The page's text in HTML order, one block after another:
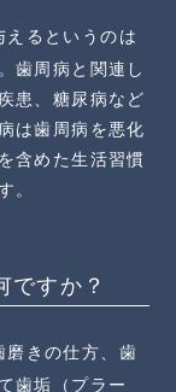
るというのは
歯周病と関連し
患、糖尿病など
は歯周病を悪化
含めた生活習慣
。
ですか？
磨きの仕方、歯
歯垢（プラー